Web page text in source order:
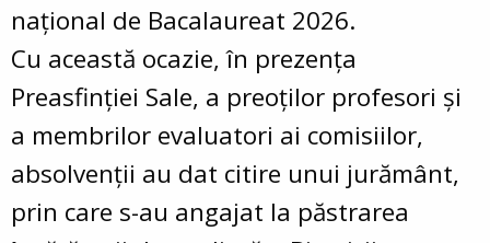
național de Bacalaureat 2026.
Cu această ocazie, în prezența
Preasfinției Sale, a preoților profesori și
a membrilor evaluatori ai comisiilor,
absolvenții au dat citire unui jurământ,
prin care s-au angajat la păstrarea